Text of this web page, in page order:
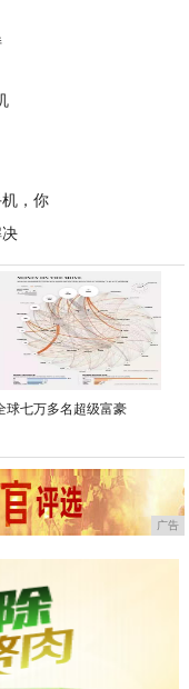
，你
2020-06-02
球七万多名超级富豪
广告